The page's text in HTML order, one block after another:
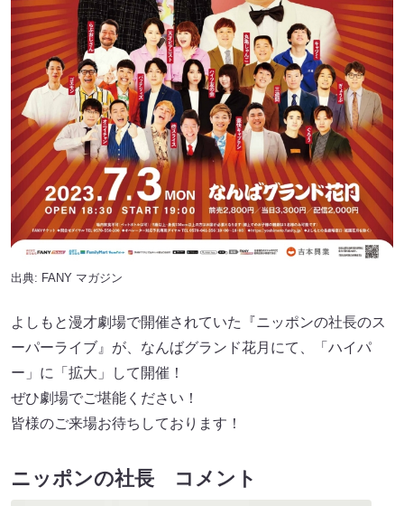
出典: FANY マガジン
よしもと漫才劇場で開催されていた『ニッポンの社長のス
ーパーライブ』が、なんばグランド花月にて、「ハイパ
ー」に「拡大」して開催！
ぜひ劇場でご堪能ください！
皆様のご来場お待ちしております！
ニッポンの社長 コメント